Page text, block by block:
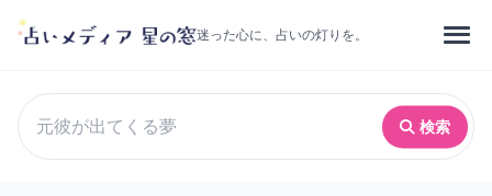
迷った心に、占いの灯りを。
検索